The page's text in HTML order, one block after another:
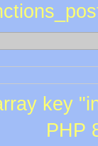
key
PHP